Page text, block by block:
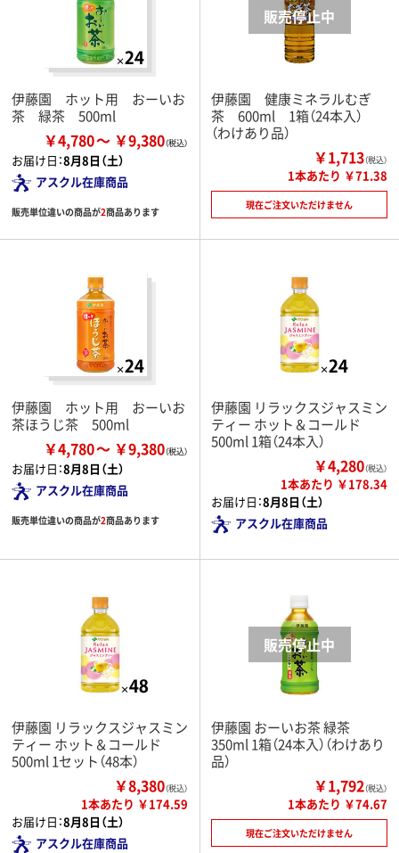
伊藤園 ホット用 おーいお
茶 緑茶 500ml
￥4,780 ￥9,380
お届け日：8月8日（土）
アスクル在庫商品
販売単位違いの商品が2商品あります
伊藤園 健康ミネラルむぎ
茶 600ml 1箱（24本入）
（わけあり品）
￥1,713（税込）
1本あたり ￥71.38
現在ご注文いただけません
伊藤園 ホット用 おーいお
茶ほうじ茶 500ml
￥4,780 ￥9,380
お届け日：8月8日（土）
アスクル在庫商品
販売単位違いの商品が2商品あります
伊藤園 リラックスジャスミン
ティー ホット＆コールド
500ml 1箱（24本入）
￥4,280（税込）
1本あたり ￥178.34
お届け日：8月8日（土）
アスクル在庫商品
伊藤園 リラックスジャスミン
ティー ホット＆コールド
500ml 1セット（48本）
￥8,380（税込）
1本あたり ￥174.59
お届け日：8月8日（土）
アスクル在庫商品
伊藤園 おーいお茶 緑茶
350ml 1箱（24本入）（わけあり
品）
￥1,792（税込）
1本あたり ￥74.67
現在ご注文いただけません